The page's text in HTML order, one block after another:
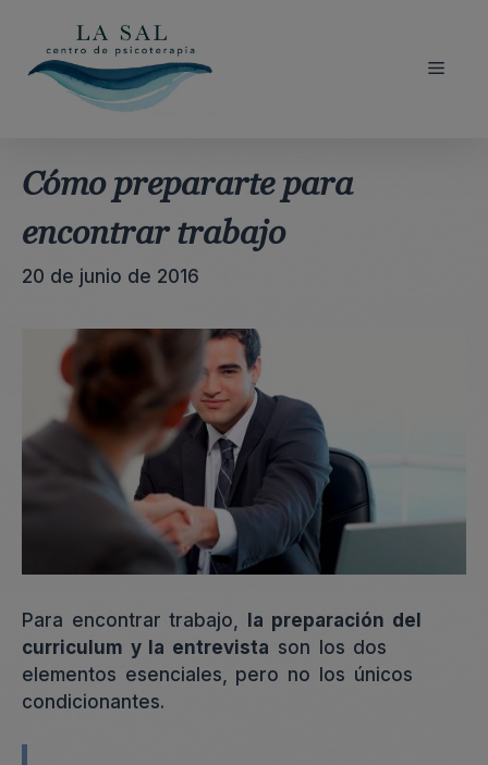
Menú
Cómo prepararte para
encontrar trabajo
20 de junio de 2016
Para encontrar trabajo,
la preparación del
curriculum y la entrevista son los dos
elementos esenciales, pero no los únicos
condicionantes.